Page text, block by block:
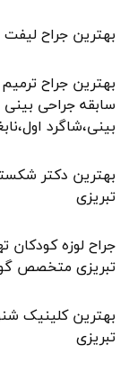
بهترین جراح
سابقه جراحی
بینی،شاگرد
بهترین دکتر
تبریزی
تبریزی متخصص
بهترین کلینیک
تبریزی